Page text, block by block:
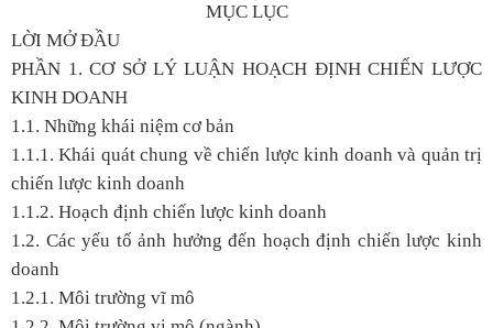
MỤC LỤC
LỜI MỞ ĐẦU
PHẦN 1. CƠ SỞ LÝ LUẬN HOẠCH ĐỊNH CHIẾN LƯỢC
KINH DOANH
1.1. Những khái niệm cơ bản
1.1.1. Khái quát chung về chiến lược kinh doanh và quản trị
chiến lược kinh doanh
1.1.2. Hoạch định chiến lược kinh doanh
1.2. Các yếu tố ảnh hưởng đến hoạch định chiến lược kinh
doanh
1.2.1. Môi trường vĩ mô